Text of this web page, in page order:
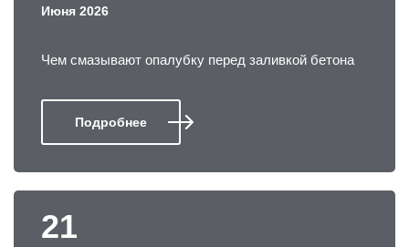
Июня 2026
Чем смазывают опалубку перед заливкой бетона
Подробнее
21